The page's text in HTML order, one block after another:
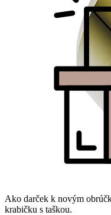
Ako darček k novým
krabičku s taškou.